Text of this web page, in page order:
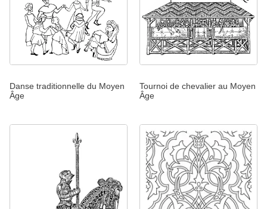
Danse traditionnelle du Moyen
Âge
Tournoi de chevalier au Moyen
Âge